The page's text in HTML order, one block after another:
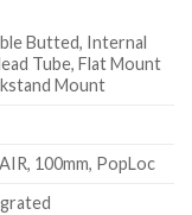
Butted, Internal
Tube, Flat Mount
Mount
100mm, PopLoc